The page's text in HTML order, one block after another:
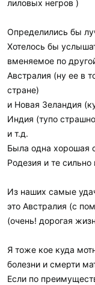
лиловых негров )
Определились бы
Хотелось бы
вменяемое по
Австралия (ну ее в
стране)
и Новая Зеландия
Индия (тупо
и т.д.
Была одна хорошая
Родезия и те сильно
Из наших самые
это Австралия (с
(очень! дорогая
Я тоже кое куда
болезни и смерти
Если по